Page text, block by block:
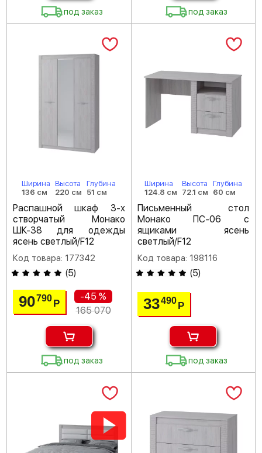
под заказ под заказ
Ширина
136 см
Высота
220 см
Глубина
51 см
Распашной шкаф 3-х
створчатый Монако
ШК-38 для одежды
ясень светлый/F12
Код товара: 177342
(5)
90790Р
-45 %
165 070
под заказ
Ширина
124.8 см
Высота
72.1 см
Глубина
60 см
Письменный стол
Монако ПС-06 с
ящиками ясень
светлый/F12
Код товара: 198116
(5)
33490 Р
под заказ